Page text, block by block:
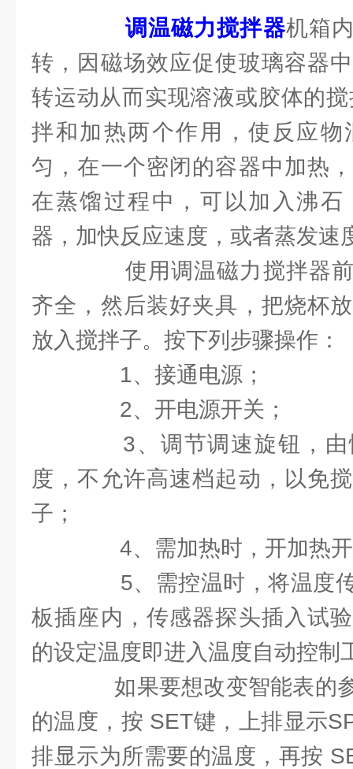
调温磁力搅拌器机箱
转，因磁场效应促使玻璃容器
转运动从而实现溶液或胶体的
拌和加热两个作用，使反应物
匀，在一个密闭的容器中加热
在蒸馏过程中，可以加入沸石
器，加快反应速度，或者蒸发速
使用调温磁力搅拌器前
齐全，然后装好夹具，把烧杯
放入搅拌子。按下列步骤操作：
1、接通电源；
2、开电源开关；
3、调节调速旋钮，由
度，不允许高速档起动，以免
子；
4、需加热时，开加热开
5、需控温时，将温度传
板插座内，传感器探头插入试
的设定温度即进入温度自动控制
如果要想改变智能表的
的温度，按 SET键，上排显示
排显示为所需要的温度，再按